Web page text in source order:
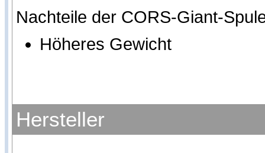
Nachteile der CORS-Giant-
Höheres Gewicht
Hersteller